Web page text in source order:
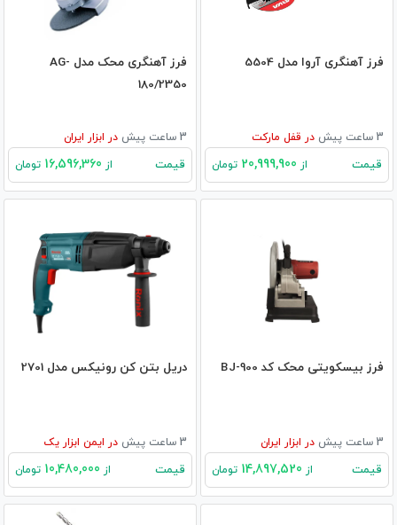
فرز آهنگری آروا مدل 5504
3 ساعت پیش در قفل مارکت
قیمت از تومان
فرز آهنگری محک مدل AG-
180/2350
3 ساعت پیش در ابزار ایران
قیمت از تومان
فرز بیسکویتی محک کد BJ-900
3 ساعت پیش در ابزار ایران
قیمت از تومان
دریل بتن کن رونیکس مدل 2701
3 ساعت پیش در ایمن ابزار یک
قیمت از تومان